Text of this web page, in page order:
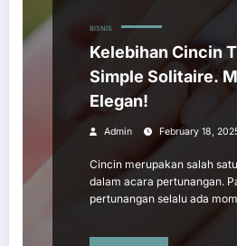
BISNIS
Kelebihan Cincin
Simple Solitaire.
Elegan!
Admin February 18,
Cincin merupakan salah
dalam acara pertunangan.
pertunangan selalu ada